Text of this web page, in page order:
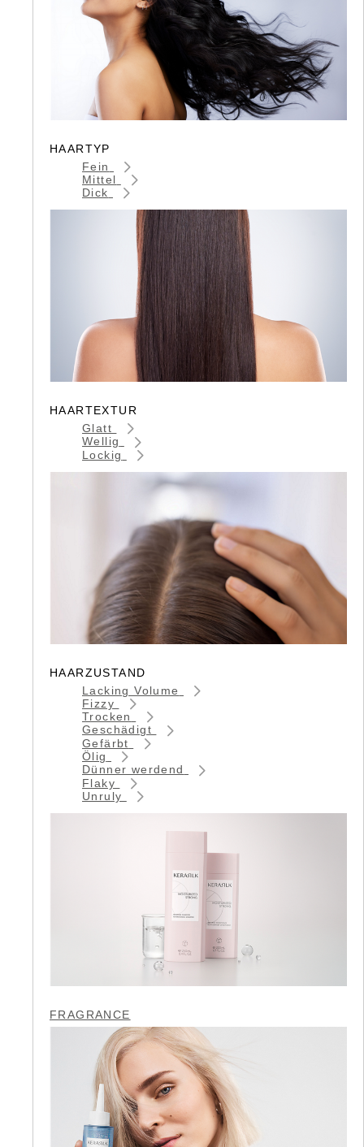
HAARTYP
Fein
Mittel
Dick
HAARTEXTUR
Glatt
Wellig
Lockig
HAARZUSTAND
Lacking Volume
Fizzy
Trocken
Geschädigt
Gefärbt
Ölig
Dünner werdend
Flaky
Unruly
FRAGRANCE